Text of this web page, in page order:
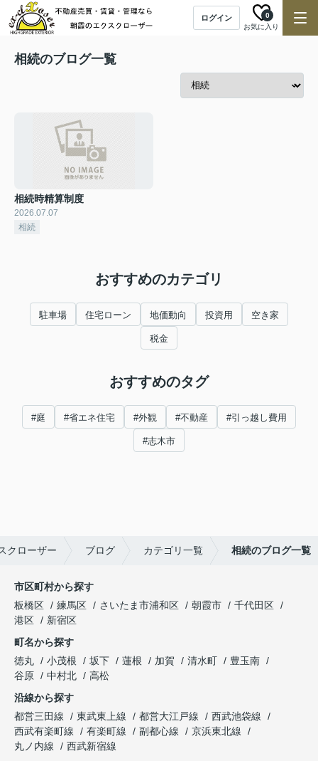
ログイン
お気に入り
0
相続のブログ一覧
相続時精算制度
2026.07.07
相続
おすすめのカテゴリ
駐車場 住宅ローン 地価動向 投資用 空き家
税金
おすすめのタグ
#庭 #省エネ住宅 #外観 #不動産 #引っ越し費用
#志木市
クローザー ブログ カテゴリ一覧 相続のブログ一覧
市区町村から探す
板橋区
練馬区 さいたま市浦和区 朝霞市
千代田区
港区
新宿区
町名から探す
徳丸
小茂根 坂下 蓮根 加賀 清水町
豊玉南
谷原
中村北
高松
沿線から探す
都営三田線
東武東上線 都営大江戸線
西武池袋線
西武有楽町線
有楽町線 副都心線
京浜東北線
丸ノ内線
西武新宿線